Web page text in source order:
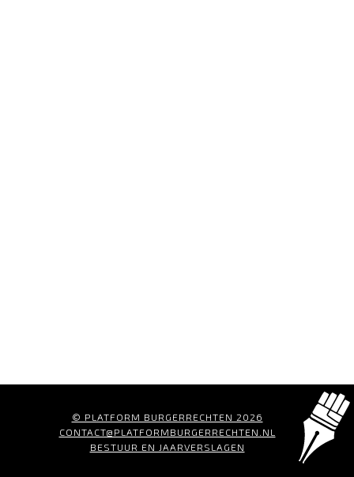
© PLATFORM BURGERRECHTEN 2026
CONTACT@PLATFORMBURGERRECHTEN.NL
BESTUUR EN JAARVERSLAGEN